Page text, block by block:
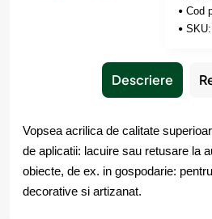
Cod
SKU:
Descriere
Vopsea acrilica de calitate
de aplicatii: lacuire sau retusare la
obiecte, de ex. in gospodarie:
decorative si artizanat.